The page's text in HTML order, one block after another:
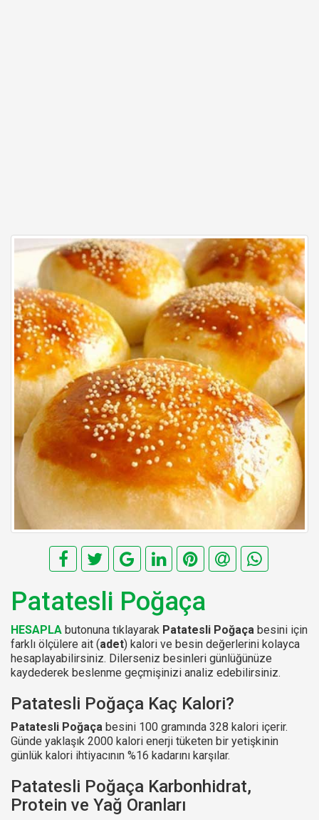
Patatesli Poğaça
HESAPLA butonuna tıklayarak Patatesli Poğaça besini için
farklı ölçülere ait (adet) kalori ve besin değerlerini kolayca
hesaplayabilirsiniz. Dilerseniz besinleri günlüğünüze
kaydederek beslenme geçmişinizi analiz edebilirsiniz.
Patatesli Poğaça Kaç Kalori?
Patatesli Poğaça besini 100 gramında 328 kalori içerir.
Günde yaklaşık 2000 kalori enerji tüketen bir yetişkinin
günlük kalori ihtiyacının %16 kadarını karşılar.
Patatesli Poğaça Karbonhidrat,
Protein ve Yağ Oranları